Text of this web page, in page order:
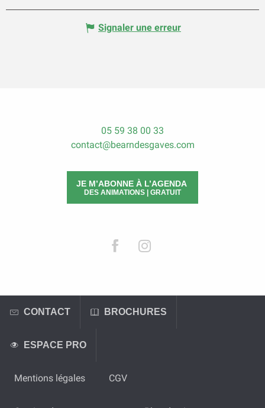
Signaler une erreur
05 59 38 00 33
contact@bearndesgaves.com
JE M’ABONNE À L’AGENDA
DES ANIMATIONS | GRATUIT
CONTACT BROCHURES
ESPACE PRO
Mentions légales CGV